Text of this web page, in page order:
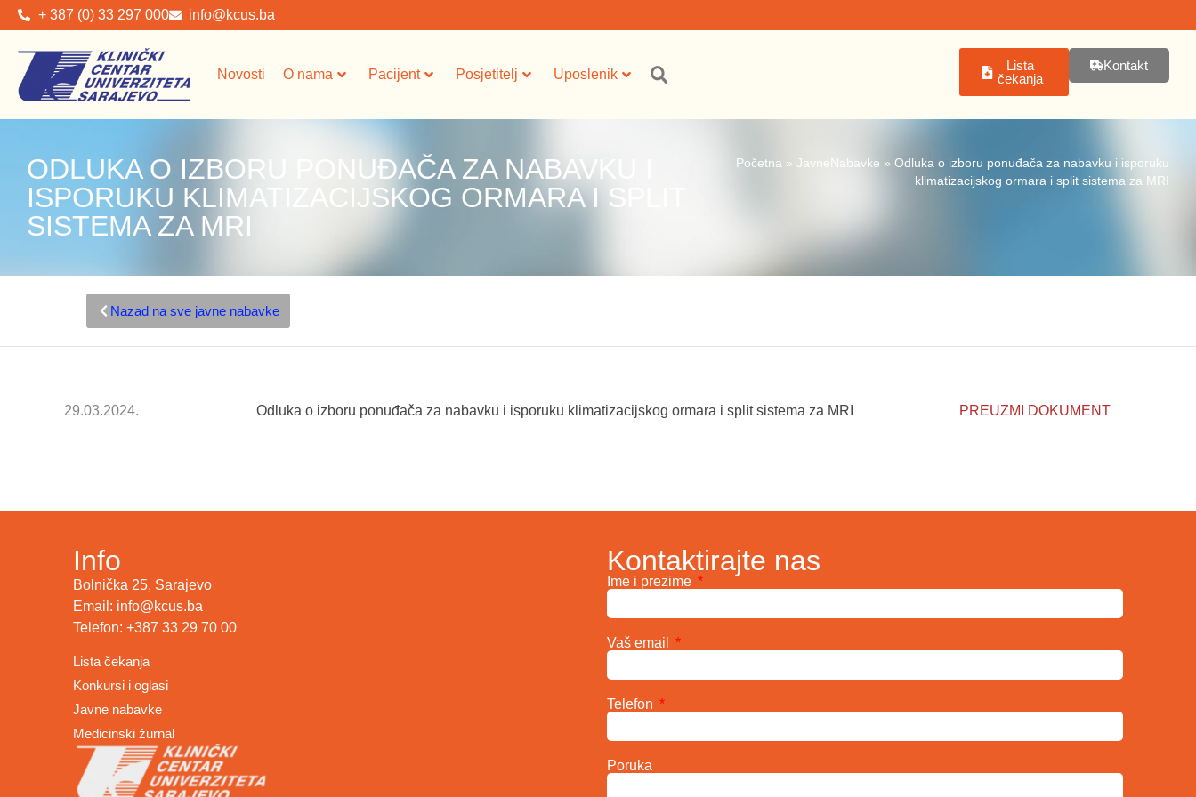
+ 387 (0) 33 297 000 info@kcus.ba
Novosti O nama Pacijent Posjetitelj Uposlenik
Lista
čekanja
Kontakt
ODLUKA O IZBORU PONUĐAČA ZA NABAVKU I
ISPORUKU KLIMATIZACIJSKOG ORMARA I SPLIT
SISTEMA ZA MRI
Početna» JavneNabavke » Odluka o izboru ponuđača za nabavku i isporuku
klimatizacijskog ormara i split sistema za MRI
Nazad na sve javne nabavke
29.03.2024. Odluka o izboru ponuđača za nabavku i isporuku klimatizacijskog ormara i split sistema za MRI PREUZMI DOKUMENT
Info
Bolnička 25, Sarajevo
Email: info@kcus.ba
Telefon: +387 33 29 70 00
Lista čekanja
Konkursi i oglasi
Javne nabavke
Medicinski žurnal
Kontaktirajte nas
Ime i prezime
Vaš email
Telefon
Poruka